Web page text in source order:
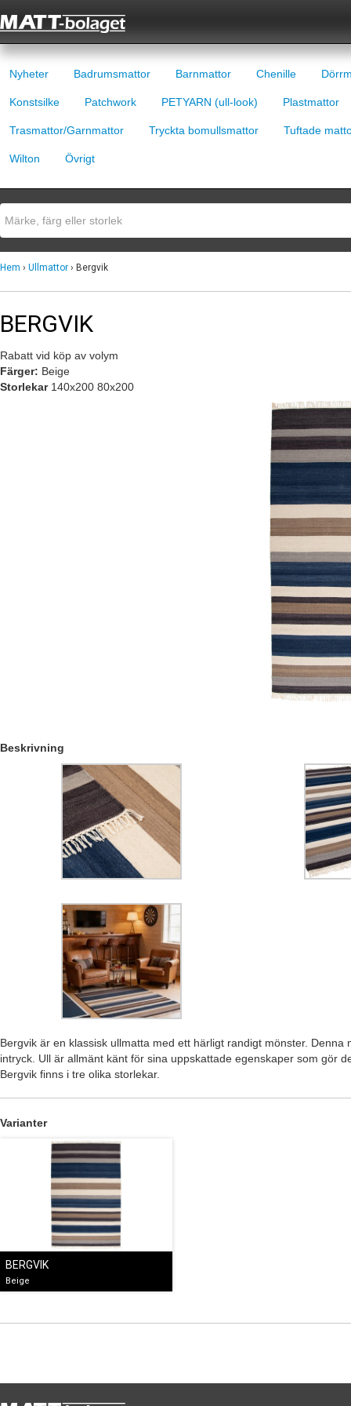
Nyheter Badrumsmattor Barnmattor Chenille
Konstsilke Patchwork PETYARN (ull-look) Plastmattor
Trasmattor/Garnmattor Tryckta bomullsmattor Tuftade
Wilton Övrigt
Hem › Ullmattor › Bergvik
BERGVIK
Rabatt vid köp av volym
Färger: Beige
Storlekar140x200 80x200
Beskrivning
Bergvik är en klassisk ullmatta med ett härligt randigt mönster.
intryck. Ull är allmänt känt för sina uppskattade egenskaper som gör
Bergvik finns i tre olika storlekar.
Varianter
BERGVIK
Beige